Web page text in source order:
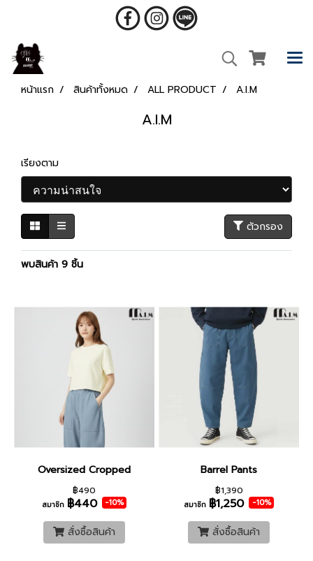
หน้าแรก สินค้าทั้งหมด ALL PRODUCT A.I.M
A.I.M
เรียงตาม
ตัวกรอง
พบสินค้า 9 ชิ้น
Oversized Cropped
฿490
สมาชิก ฿440 -10%
สั่งซื้อสินค้า
Barrel Pants
฿1,390
สมาชิก ฿1,250 -10%
สั่งซื้อสินค้า